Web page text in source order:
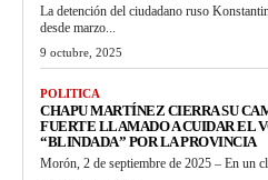
La detención del ciudadano ruso
desde marzo...
9 octubre, 2025
POLITICA
CHAPU MARTÍNEZ CIERRA SU
FUERTE LLAMADO A CUIDAR EL
“BLINDADA” POR LA PROVINCIA
Morón, 2 de septiembre de 2025 – En un